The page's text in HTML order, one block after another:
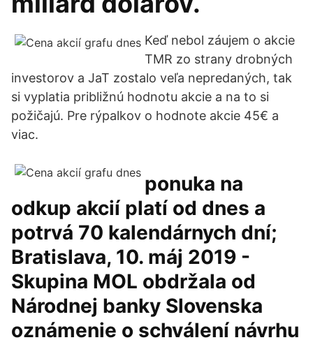
Keď nebol záujem o akcie
TMR zo strany drobných
investorov a JaT zostalo veľa nepredaných, tak
si vyplatia približnú hodnotu akcie a na to si
požičajú. Pre rýpalkov o hodnote akcie 45€ a
viac.
ponuka na
odkup akcií platí od dnes a
potrvá 70 kalendárnych dní;
Bratislava, 10. máj 2019 -
Skupina MOL obdržala od
Národnej banky Slovenska
oznámenie o schválení návrhu